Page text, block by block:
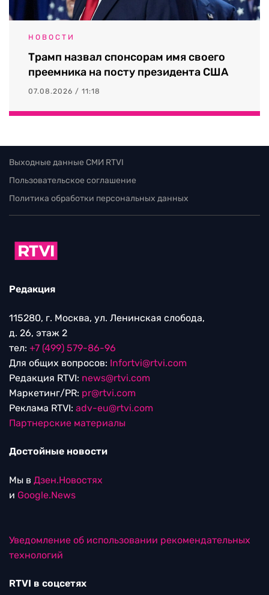
НОВОСТИ
Трамп назвал спонсорам имя своего
преемника на посту президента США
07.08.2026 / 11:18
Выходные данные СМИ RTVI
Пользовательское соглашение
Политика обработки персональных данных
Редакция
115280, г. Москва, ул. Ленинская слобода,
д. 26, этаж 2
тел: +7 (499) 579-86-96
Для общих вопросов: Infortvi@rtvi.com
Редакция RTVI: news@rtvi.com
Маркетинг/PR: pr@rtvi.com
Реклама RTVI: adv-eu@rtvi.com
Партнерские материалы
Достойные новости
Мы в Дзен.Новостях
и Google.News
Уведомление об использовании рекомендательных
технологий
RTVI в соцсетях